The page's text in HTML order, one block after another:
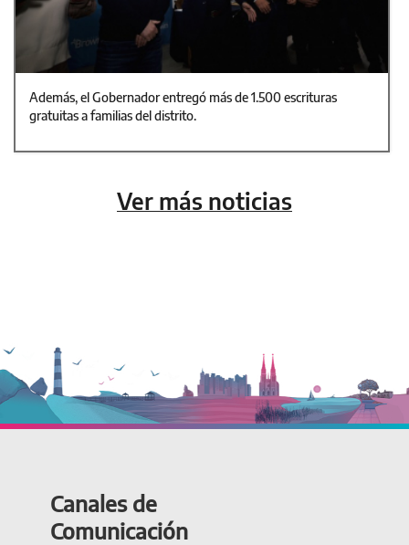
Además, el Gobernador entregó más de 1.500 escrituras
gratuitas a familias del distrito.
Ver más noticias
Canales de
Comunicación